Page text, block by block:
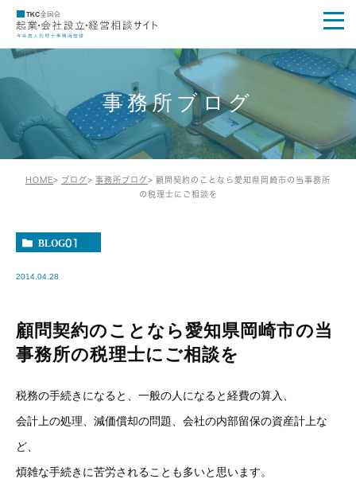
事務所ブログ
HOME ブログ 事務所ブログ
顧問契約のことなら愛知県岡崎市の当事務所
の税理士にご相談を
BLOG01
2014.04.28
顧問契約のことなら愛知県岡崎市の当
事務所の税理士にご相談を
税務の手続きになると、一般の人になると経費の算入、
会計上の処理、減価償却の問題、会社の内部留保の資産計上な
ど、
煩雑な手続きに苦労されることも多いと思います。